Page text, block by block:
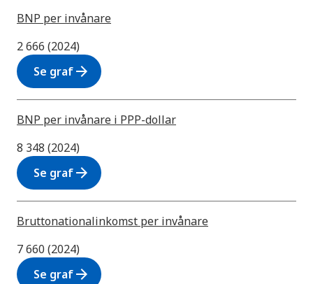
BNP per invånare
2 666 (2024)
Se grafarrow_forward
BNP per invånare i PPP-dollar
8 348 (2024)
Se grafarrow_forward
Bruttonationalinkomst per invånare
7 660 (2024)
Se grafarrow_forward